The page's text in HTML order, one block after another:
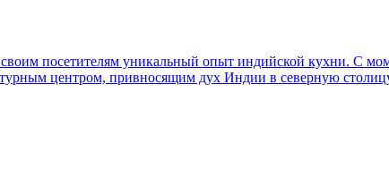
посетителям уникальный опыт индийской кухни. С
центром, привносящим дух Индии в северную